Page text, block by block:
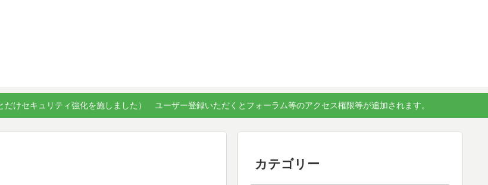
けセキュリティ強化を施しました） ユーザー登録いただくとフォーラム等のアクセス権限等が追加されます。
カテゴリー